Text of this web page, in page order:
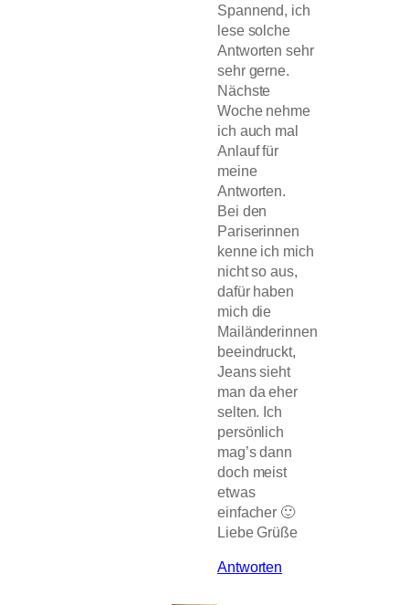
Spannend, ich
lese solche
Antworten sehr
sehr gerne.
Nächste
Woche nehme
ich auch mal
Anlauf für
meine
Antworten.
Bei den
Pariserinnen
kenne ich mich
nicht so aus,
dafür haben
mich die
Mailänderinnen
beeindruckt,
Jeans sieht
man da eher
selten. Ich
persönlich
mag’s dann
doch meist
etwas
einfacher 🙂
Liebe Grüße
Antworten